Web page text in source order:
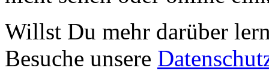
Willst Du mehr darüber
Besuche unsere